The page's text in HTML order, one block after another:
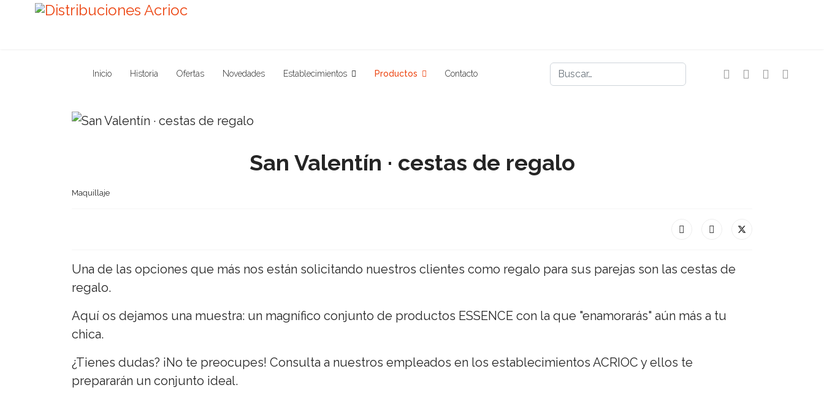
Inicio Historia Ofertas Novedades Establecimientos Productos Contacto Buscar
San Valentín · cestas de regalo
Maquillaje
Una de las opciones que más nos están solicitando nuestros clientes como regalo para sus parejas son las cestas de
regalo.
Aquí os dejamos una muestra: un magnífico conjunto de productos ESSENCE con la que "enamorarás" aún más a tu
chica.
¿Tienes dudas? ¡No te preocupes! Consulta a nuestros empleados en los establecimientos ACRIOC y ellos te
prepararán un conjunto ideal.